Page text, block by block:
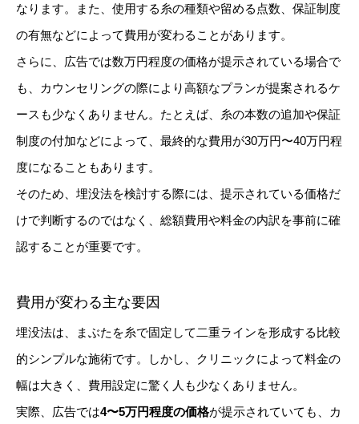
なります。また、使用する糸の種類や留める点数、保証制度
の有無などによって費用が変わることがあります。
さらに、広告では数万円程度の価格が提示されている場合で
も、カウンセリングの際により高額なプランが提案されるケ
ースも少なくありません。たとえば、糸の本数の追加や保証
制度の付加などによって、最終的な費用が30万円〜40万円程
度になることもあります。
そのため、埋没法を検討する際には、提示されている価格だ
けで判断するのではなく、総額費用や料金の内訳を事前に確
認することが重要です。
費用が変わる主な要因
埋没法は、まぶたを糸で固定して二重ラインを形成する比較
的シンプルな施術です。しかし、クリニックによって料金の
幅は大きく、費用設定に驚く人も少なくありません。
実際、広告では4〜5万円程度の価格が提示されていても、カ